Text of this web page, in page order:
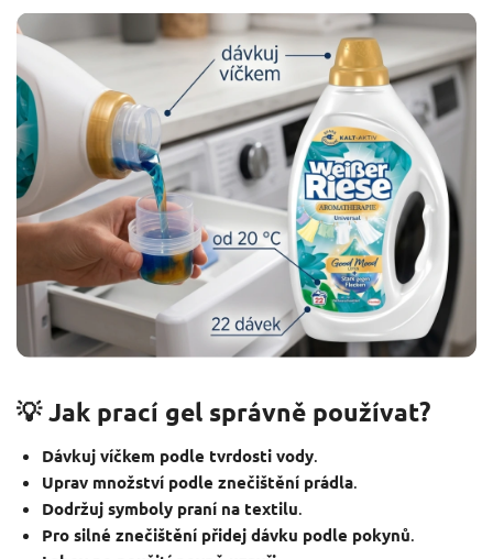
💡 Jak prací gel správně používat?
Dávkuj víčkem podle tvrdosti vody.
Uprav množství podle znečištění prádla.
Dodržuj symboly praní na textilu
Pro silné znečištění přidej dávku podle pokynů